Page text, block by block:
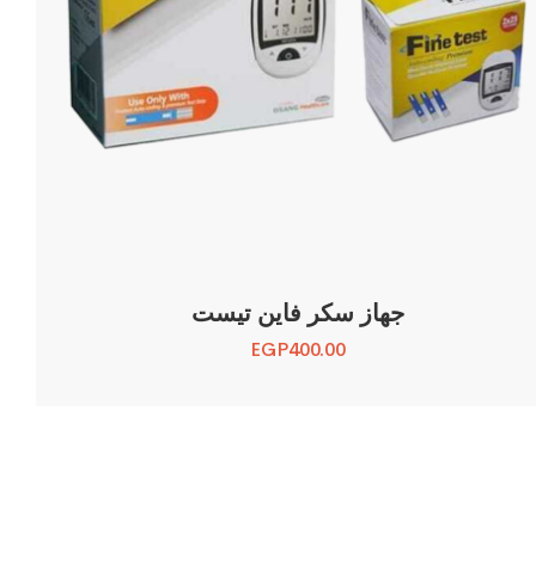
جهاز سكر فاين تيست
EGP400.00